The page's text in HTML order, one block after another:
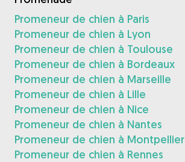
Promeneur de chien à Paris
Promeneur de chien à Lyon
Promeneur de chien à Toulouse
Promeneur de chien à Bordeaux
Promeneur de chien à Marseille
Promeneur de chien à Lille
Promeneur de chien à Nice
Promeneur de chien à Nantes
Promeneur de chien à Montpellier
Promeneur de chien à Rennes